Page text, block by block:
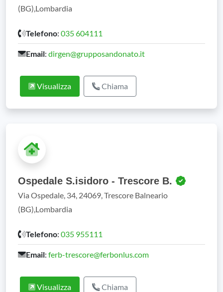
(BG),Lombardia
Telefono: 035 604111
Email: dirgen@grupposandonato.it
Visualizza Chiama
Ospedale S.isidoro - Trescore B.
Via Ospedale, 34, 24069, Trescore Balneario
(BG),Lombardia
Telefono: 035 955111
Email: ferb-trescore@ferbonlus.com
Visualizza Chiama